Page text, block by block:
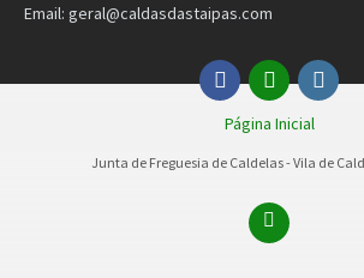
Email: geral@caldasdastaipas.com
Facebook
Email
Página Inicial
Junta de Freguesia de Caldelas - Vila de